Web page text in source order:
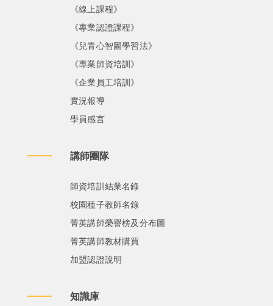
《線上課程》
《專業認證課程》
《兒青心智圖學習法》
《專業師資培訓》
《企業員工培訓》
實況報導
學員感言
講師團隊
師資培訓結業名錄
校園種子教師名錄
菁英講師榮譽榜及分布圖
菁英講師教材購買
加盟認證說明
知識庫